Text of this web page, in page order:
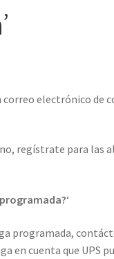
correo electrónico
regístrate para las
‘
programada,
en cuenta que UPS